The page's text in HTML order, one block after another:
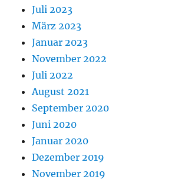
Juli 2023
März 2023
Januar 2023
November 2022
Juli 2022
August 2021
September 2020
Juni 2020
Januar 2020
Dezember 2019
November 2019